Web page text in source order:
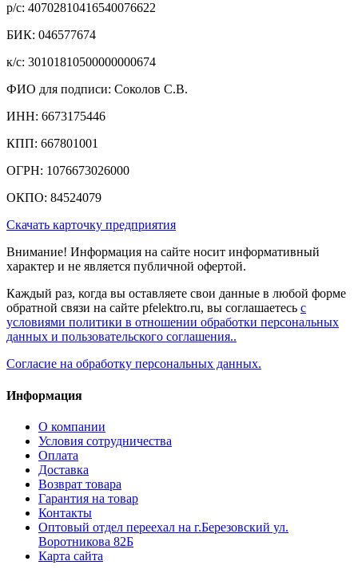
р/c: 40702810416540076622
БИК: 046577674
к/c: 30101810500000000674
ФИО для подписи: Соколов С.В.
ИНН: 6673175446
КПП: 667801001
ОГРН: 1076673026000
ОКПО: 84524079
Скачать карточку предприятия
Внимание! Информация на сайте носит информативный
характер и не является публичной офертой.
Каждый раз, когда вы оставляете свои данные в любой форме
обратной связи на сайте pfelektro.ru, вы соглашаетесь с
условиями политики в отношении обработки персональных
данных и пользовательского соглашения..
Согласие на обработку персональных данных.
Информация
О компании
Условия сотрудничества
Оплата
Доставка
Возврат товара
Гарантия на товар
Контакты
Оптовый отдел переехал на г.Березовский ул.
Воротникова 82Б
Карта сайта